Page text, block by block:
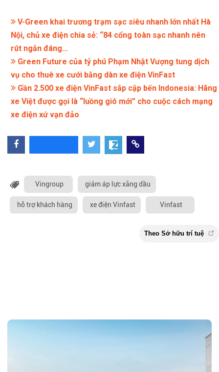
V-Green khai trương trạm sạc siêu nhanh lớn nhất Hà
Nội, chủ xe điện chia sẻ: “84 cổng toàn sạc nhanh nên
rút ngắn đáng...
Green Future của tỷ phú Phạm Nhật Vượng tung dịch
vụ cho thuê xe cưới bằng dàn xe điện VinFast
Gần 2.500 xe điện VinFast sắp cập bến Indonesia: Hãng
xe Việt được gọi là “luồng gió mới” cho cuộc cách mạng
xe điện xứ vạn đảo
Vingroup giảm áp lực xăng dầu
hỗ trợ khách hàng xe điện Vinfast Vinfast